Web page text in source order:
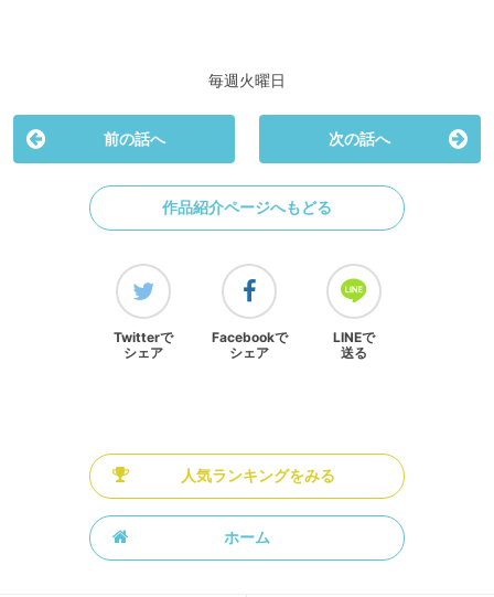
毎週火曜日
前の話へ 次の話へ
作品紹介ページへもどる
Twitterで
シェア
Facebookで
シェア
LINEで
送る
人気ランキングをみる
ホーム